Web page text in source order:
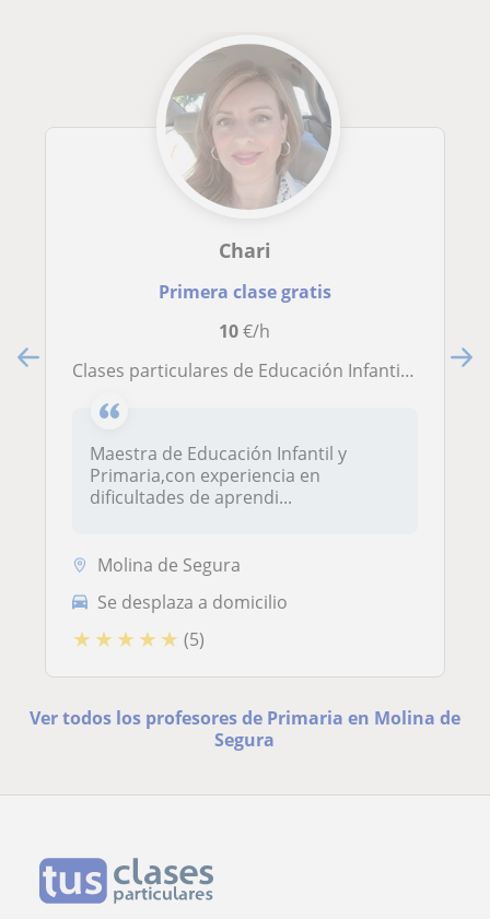
Chari
Primera clase gratis
10€/h
Clases particulares de Educación Infantil y Primaria
Maestra de Educación Infantil y
Primaria,con experiencia en
dificultades de aprendi...
Molina de Segura
Se desplaza a domicilio
★ ★ ★ ★ ★ (5)
Ver todos los profesores de Primaria en Molina de
Segura